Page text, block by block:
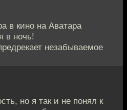
в кино на Аватара
в ночь!
незабываемое
но я так и не понял к